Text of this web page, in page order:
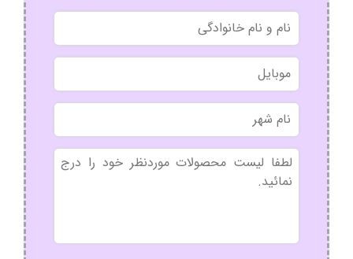
نام
و
نام
خانوادگی
موبایل
نام
شهر
بدون
عنوان